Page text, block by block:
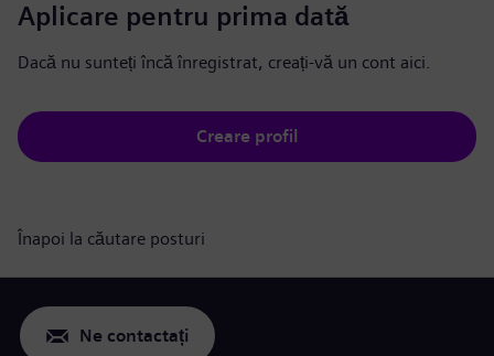
Aplicare pentru prima dată
Dacă nu sunteți încă înregistrat, creați-vă un cont aici.
Creare profil
Înapoi la căutare posturi
Ne contactați